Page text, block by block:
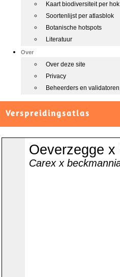
Kaart biodiversiteit per hok
Soortenlijst per atlasblok
Botanische hotspots
Literatuur
Over
Over deze site
Privacy
Beheerders en validatoren
Verspreidingsatlas